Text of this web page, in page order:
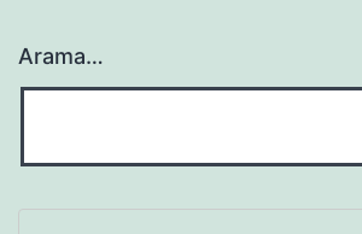
Arama…